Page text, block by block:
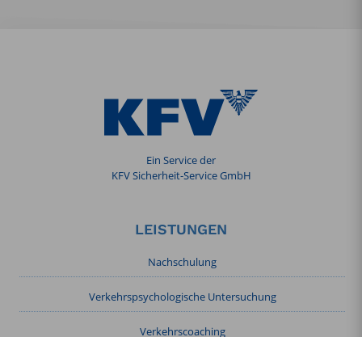
Ein Service der
KFV Sicherheit-Service GmbH
LEISTUNGEN
Nachschulung
Verkehrspsychologische Untersuchung
Verkehrscoaching